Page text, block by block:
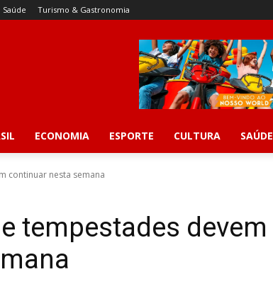
Saúde Turismo & Gastronomia
ECONOMIA ESPORTE CULTURA SAÚDE
continuar nesta semana
tempestades devem